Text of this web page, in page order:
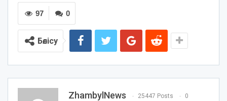
0
97
Бөлісу
ZhambylNews 25447 Posts 0